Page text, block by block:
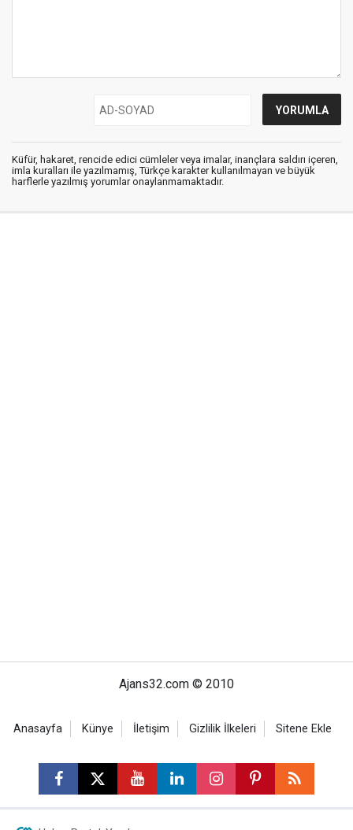
Küfür, hakaret, rencide edici cümleler veya imalar, inançlara saldırı içeren,
imla kuralları ile yazılmamış, Türkçe karakter kullanılmayan ve büyük
harflerle yazılmış yorumlar onaylanmamaktadır.
Ajans32.com © 2010
Anasayfa Künye İletişim Gizlilik İlkeleri Sitene Ekle